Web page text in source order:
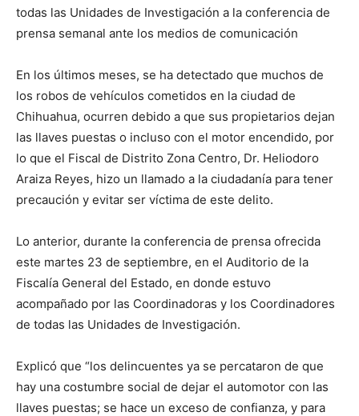
todas las Unidades de Investigación a la conferencia de
prensa semanal ante los medios de comunicación
En los últimos meses, se ha detectado que muchos de
los robos de vehículos cometidos en la ciudad de
Chihuahua, ocurren debido a que sus propietarios dejan
las llaves puestas o incluso con el motor encendido, por
lo que el Fiscal de Distrito Zona Centro, Dr. Heliodoro
Araiza Reyes, hizo un llamado a la ciudadanía para tener
precaución y evitar ser víctima de este delito.
Lo anterior, durante la conferencia de prensa ofrecida
este martes 23 de septiembre, en el Auditorio de la
Fiscalía General del Estado, en donde estuvo
acompañado por las Coordinadoras y los Coordinadores
de todas las Unidades de Investigación.
Explicó que “los delincuentes ya se percataron de que
hay una costumbre social de dejar el automotor con las
llaves puestas; se hace un exceso de confianza, y para